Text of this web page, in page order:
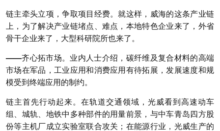
链主牵头立项，争取项目经费。就这样，威海的这条产业链
上，为了解决产业链堵点、难点，本地特色企业来了，外省
骨干企业来了，大型科研院所也来了。
——齐心拓市场。业内人士介绍，碳纤维及复合材料的高端
市场在军品，工业应用和消费应用有待拓展，发展速度和规
模受到终端应用的制约。
链主首先行动起来。在轨道交通领域，光威看到高速动车
组、城轨、地铁中多种部件的用量前景，与中车青岛四方股
份等主机厂成立实验室联合攻关；在能源行业，光威生产的